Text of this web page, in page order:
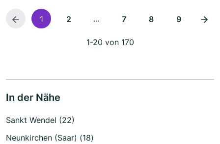
1 2 ... 7 8 9
1-20 von 170
In der Nähe
Sankt Wendel (22)
Neunkirchen (Saar) (18)